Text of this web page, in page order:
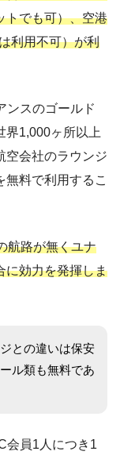
トでも可）、空港
利用不可）が利
ンスのゴールド
界1,000ヶ所以上
空会社のラウンジ
無料で利用するこ
航路が無くユナ
に効力を発揮しま
との違いは保安
ル類も無料であ
会員1人につき1